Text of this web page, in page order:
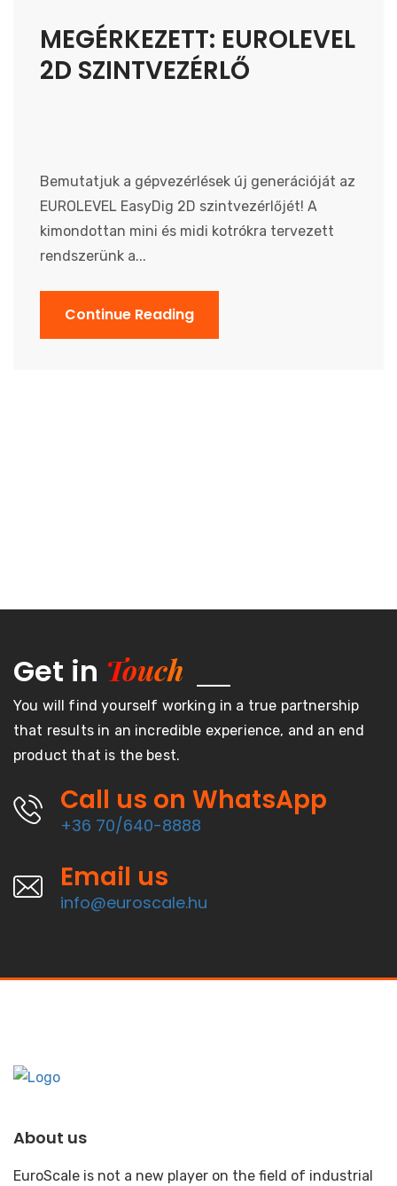
MEGÉRKEZETT: EUROLEVEL
2D SZINTVEZÉRLŐ
Bemutatjuk a gépvezérlések új generációját az
EUROLEVEL EasyDig 2D szintvezérlőjét! A
kimondottan mini és midi kotrókra tervezett
rendszerünk a...
Continue Reading
Get in Touch
You will find yourself working in a true partnership
that results in an incredible experience, and an end
product that is the best.
Call us on WhatsApp
+36 70/640-8888
Email us
info@euroscale.hu
About us
EuroScale is not a new player on the field of industrial